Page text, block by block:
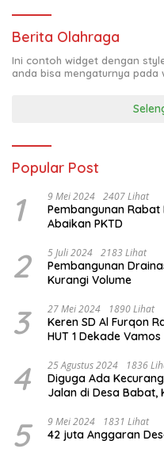
Berita Olahraga
Ini contoh widget dengan
anda bisa mengaturnya
Popular Post
1 9 Mei 2024 2407 Lihat
Pembangunan
Abaikan PKTD
2 5 Juli 2024 2183 Lihat
Pembangunan
Kurangi Volume
3 27 Mei 2024 1890 Lihat
Keren SD Al Furqon
HUT 1 Dekade
4 25 Agustus 2024 1836
Diguga Ada
Jalan di Desa Babat,
5 9 Mei 2024 1831 Lihat
42 juta Anggaran